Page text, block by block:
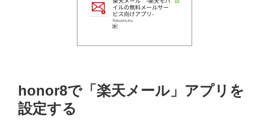
honor8で「楽天メール」アプリを
設定する